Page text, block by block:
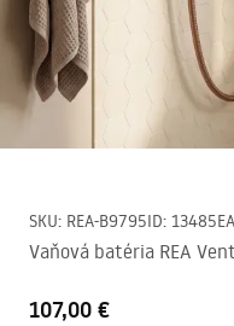
SKU: REA-B9795ID: 13485
Vaňová batéria REA
107,00 €